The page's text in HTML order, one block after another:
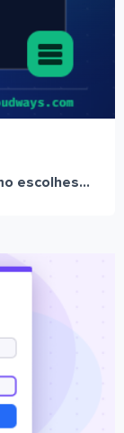
escolhes...